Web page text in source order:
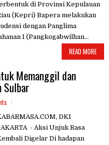
di Provinsi Kepulauan
(Kepri) Bapera melakukan
dengan Panglima
I (Pangkogabwilhan...
READ MORE
Memanggil dan
Sulbar
DKI
- Aksi Unjuk Rasa
Digelar Di hadapan